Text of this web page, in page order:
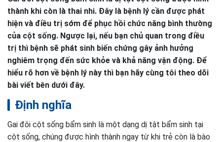
thành khi còn là thai nhi. Đây là bệnh lý cần được phát
hiện và điều trị sớm để phục hồi chức năng bình thường
của cột sống. Ngược lại, nếu bạn chủ quan trong điều
trị thì bệnh sẽ phát sinh biến chứng gây ảnh hưởng
nghiêm trọng đến sức khỏe và khả năng vận động. Để
hiểu rõ hơn về bệnh lý này thì bạn hãy cùng tôi theo dõi
bài viết bên dưới đây.
Định nghĩa
Gai đôi cột sống bẩm sinh là một dạng dị tật bẩm sinh tại
cột sống, chúng được hình thành ngay từ khi trẻ còn là bào